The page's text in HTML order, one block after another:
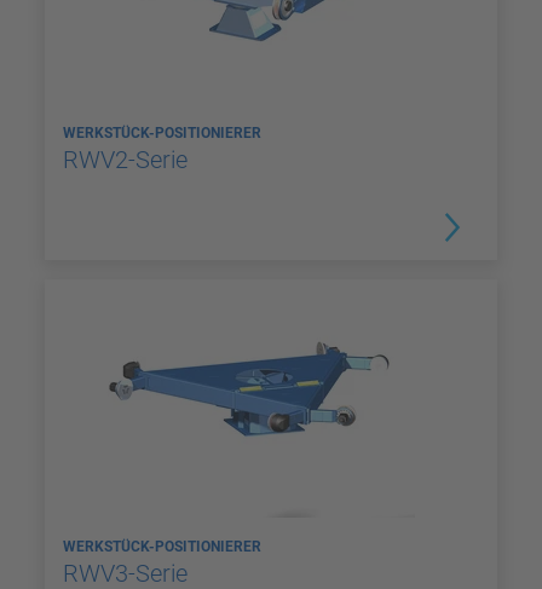
WERKSTÜCK-POSITIONIERER
RWV2-Serie
WERKSTÜCK-POSITIONIERER
RWV3-Serie